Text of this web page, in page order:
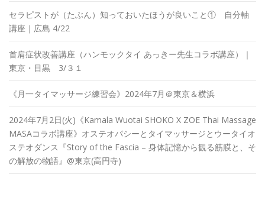
セラピストが（たぶん）知っておいたほうが良いこと① 自分軸
講座｜広島 4/22
首肩症状改善講座（ハンモックタイ あっきー先生コラボ講座）｜
東京・目黒 3/３１
《月一タイマッサージ練習会》2024年7月＠東京＆横浜
2024年7月2日(火)《Kamala Wuotai SHOKO X ZOE Thai Massage
MASAコラボ講座》オステオパシーとタイマッサージとウータイオ
ステオダンス『Story of the Fascia – 身体記憶から観る筋膜と、そ
の解放の物語』@東京(高円寺)